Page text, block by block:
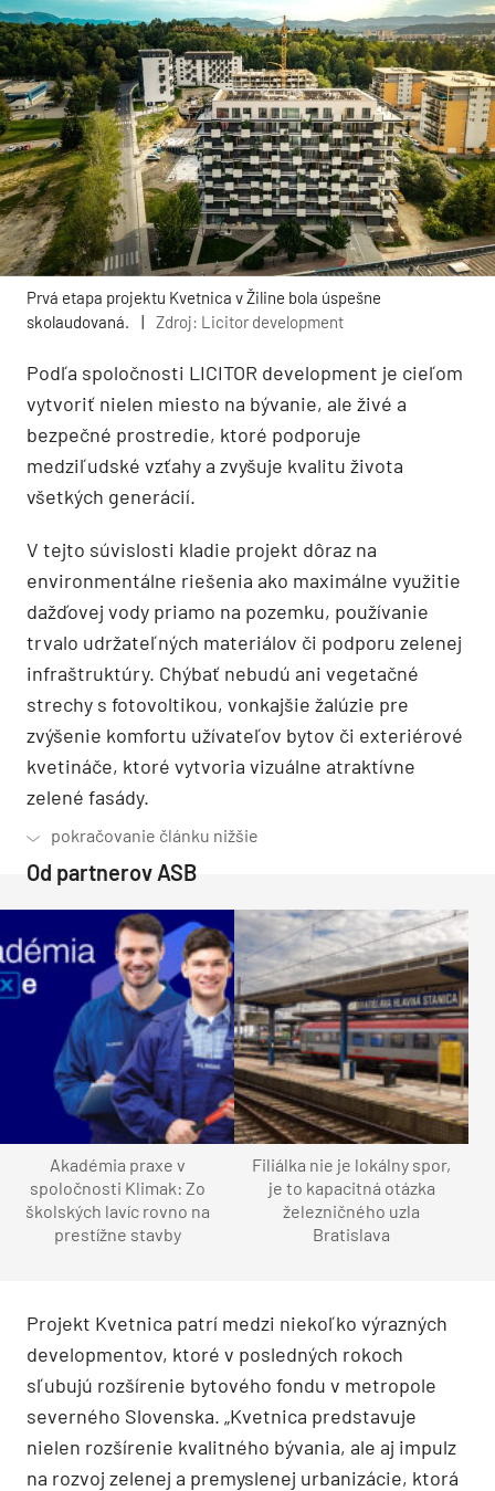
Prvá etapa projektu Kvetnica v Žiline bola úspešne
skolaudovaná.
| Zdroj: Licitor development
Podľa spoločnosti LICITOR development je cieľom
vytvoriť nielen miesto na bývanie, ale živé a
bezpečné prostredie, ktoré podporuje
medziľudské vzťahy a zvyšuje kvalitu života
všetkých generácií.
V tejto súvislosti kladie projekt dôraz na
environmentálne riešenia ako maximálne využitie
dažďovej vody priamo na pozemku, používanie
trvalo udržateľných materiálov či podporu zelenej
infraštruktúry. Chýbať nebudú ani vegetačné
strechy s fotovoltikou, vonkajšie žalúzie pre
zvýšenie komfortu užívateľov bytov či exteriérové
kvetináče, ktoré vytvoria vizuálne atraktívne
zelené fasády.
Od partnerov ASB
Akadémia praxe v
spoločnosti Klimak: Zo
školských lavíc rovno na
prestížne stavby
Filiálka nie je lokálny spor,
je to kapacitná otázka
železničného uzla
Bratislava
Projekt Kvetnica patrí medzi niekoľko výrazných
developmentov, ktoré v posledných rokoch
sľubujú rozšírenie bytového fondu v metropole
severného Slovenska. „Kvetnica predstavuje
nielen rozšírenie kvalitného bývania, ale aj impulz
na rozvoj zelenej a premyslenej urbanizácie, ktorá